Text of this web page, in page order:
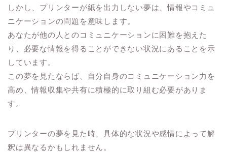
しかし、プリンターが紙を出力しない夢は、情報やコミュ
ニケーションの問題を意味します。
あなたが他の人とのコミュニケーションに困難を抱えた
り、必要な情報を得ることができない状況にあることを示
しています。
この夢を見たならば、自分自身のコミュニケーション力を
高め、情報収集や共有に積極的に取り組む必要がありま
す。
プリンターの夢を見た時、具体的な状況や感情によって解
釈は異なるかもしれません。